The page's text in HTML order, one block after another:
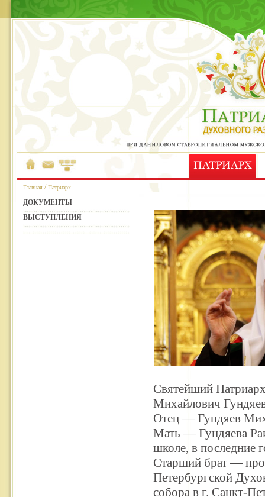
Главная /Патриарх
ДОКУМЕНТЫ
ВЫСТУПЛЕНИЯ
Святейший
Михайлович
Отец — Гундяев
Мать — Гундяева
школе, в последние
Старший брат —
Петербургской
собора в г. Санкт-